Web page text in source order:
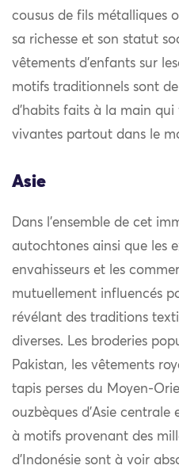
cousus de fils métalliques
sa richesse et son statut
vêtements d’enfants sur
motifs traditionnels sont
d’habits faits à la main
vivantes partout dans le
Asie
Dans l’ensemble de cet
autochtones ainsi que les
envahisseurs et les
mutuellement influencés
révélant des traditions
diverses. Les broderies
Pakistan, les vêtements
tapis perses du Moyen-
ouzbèques d’Asie centrale
à motifs provenant des
d’Indonésie sont à voir